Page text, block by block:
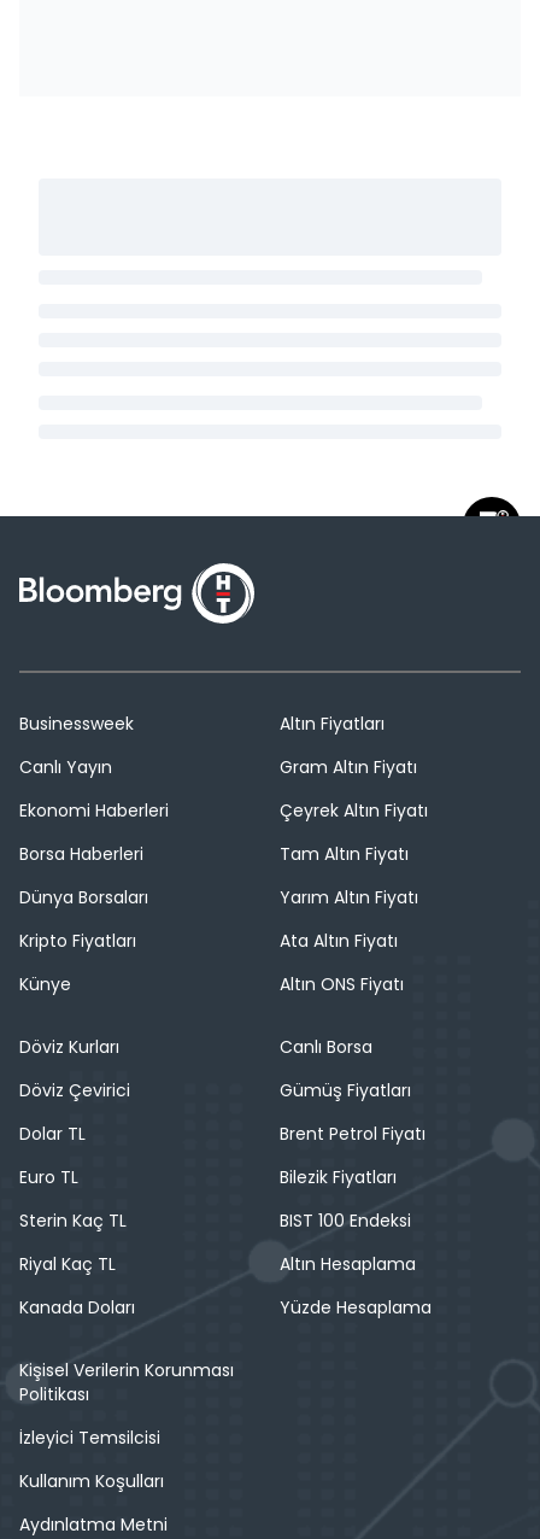
Businessweek
Canlı Yayın
Ekonomi Haberleri
Borsa Haberleri
Dünya Borsaları
Kripto Fiyatları
Künye
Altın Fiyatları
Gram Altın Fiyatı
Çeyrek Altın Fiyatı
Tam Altın Fiyatı
Yarım Altın Fiyatı
Ata Altın Fiyatı
Altın ONS Fiyatı
Döviz Kurları
Döviz Çevirici
Dolar TL
Euro TL
Sterin Kaç TL
Riyal Kaç TL
Kanada Doları
Canlı Borsa
Gümüş Fiyatları
Brent Petrol Fiyatı
Bilezik Fiyatları
BIST 100 Endeksi
Altın Hesaplama
Yüzde Hesaplama
Kişisel Verilerin Korunması
Politikası
İzleyici Temsilcisi
Kullanım Koşulları
Aydınlatma Metni